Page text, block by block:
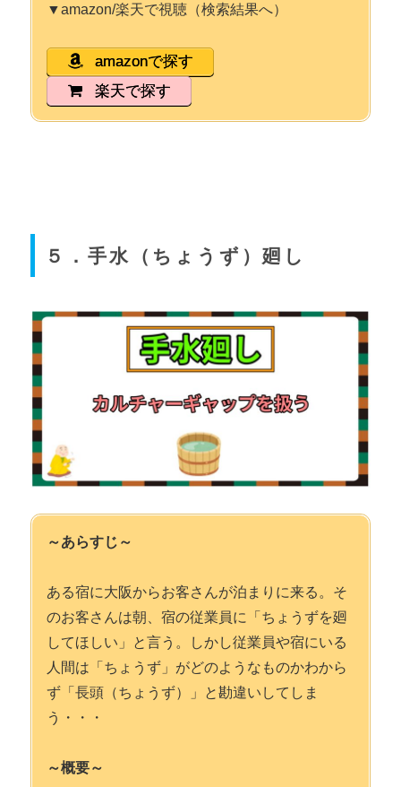
▼amazon/楽天で視聴（検索結果へ）
amazonで探す
楽天で探す
５．手水（ちょうず）廻し
～あらすじ～
ある宿に大阪からお客さんが泊まりに来る。そ
のお客さんは朝、宿の従業員に「ちょうずを廻
してほしい」と言う。しかし従業員や宿にいる
人間は「ちょうず」がどのようなものかわから
ず「長頭（ちょうず）」と勘違いしてしま
う・・・
～概要～